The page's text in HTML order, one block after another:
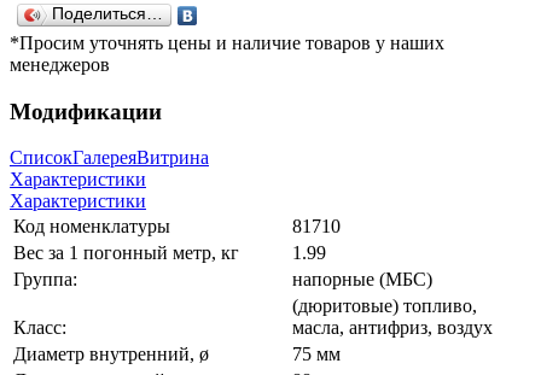
Поделиться…
*Просим уточнять цены и наличие товаров у наших
менеджеров
Модификации
СписокГалереяВитрина
Характеристики
Характеристики
Код номенклатуры
81710
Вес за 1 погонный метр, кг
1.99
Группа:
напорные (МБС)
Класс:
(дюритовые) топливо,
масла, антифриз, воздух
Диаметр внутренний, ø
75 мм